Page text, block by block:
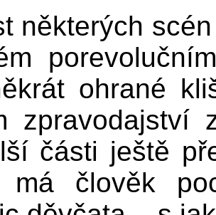
některých
ohrané
části ještě
má člověk